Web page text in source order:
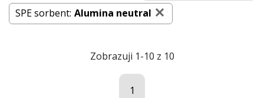
SPE sorbent: Alumina neutral
Zobrazuji 1-10 z 10
1